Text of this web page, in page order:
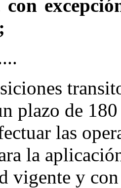
plazo de
las
la
vigente y